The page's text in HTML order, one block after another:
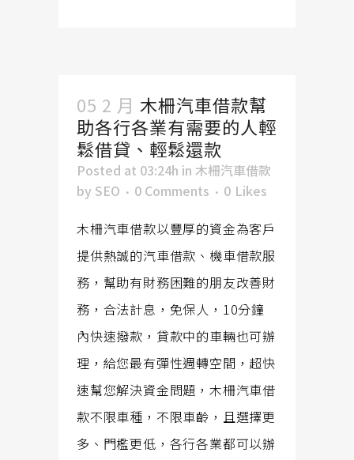
05 2 月 木柵汽車借款幫
助各行各業有需要的人輕
鬆借貸、輕鬆還款
Posted at 03:24h in 木柵汽車借款
by SEO 0 Comments 0 Likes
木柵汽車借款以豐厚的資金為客戶
提供熱誠的汽車借款、機車借款服
務，幫助有財務困難的朋友改善財
務，合法計息，免保人，10分鐘
內快速撥款，貸款中的車輛也可辦
理，給您最有彈性週轉空間，超快
速幫您解決資金問題，木柵汽車借
款不限車種，不限車齡，且選擇更
多、門檻更低，各行各業都可以辦